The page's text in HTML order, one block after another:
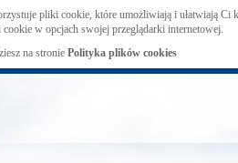
pliki cookie, które umożliwiają i ułatwiają Ci
w opcjach swojej przeglądarki internetowej.
na stronie Polityka plików cookies